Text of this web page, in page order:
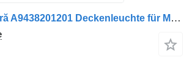
Lumina interioară A9438201201 Deckenleuchte für Mercedes-Benz LKW